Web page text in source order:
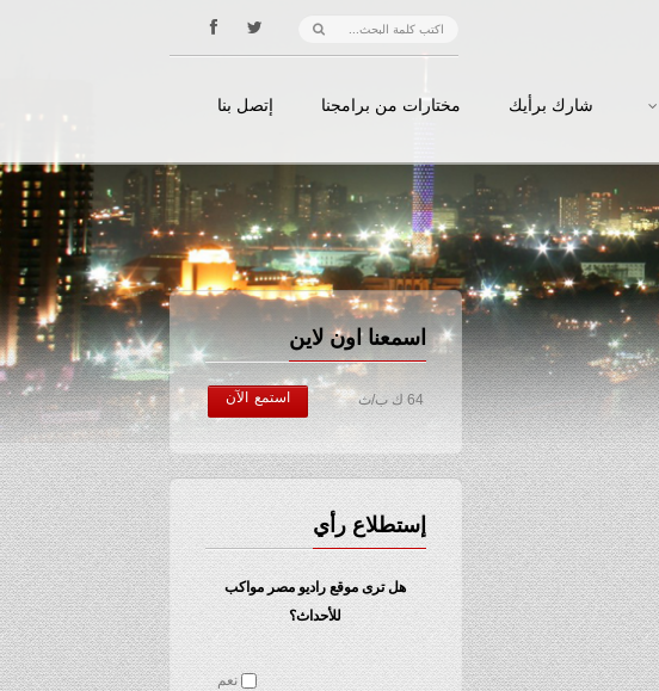
شارك برأيك مختارات من برامجنا إتصل بنا
اسمعنا اون لاين
64 ك ب/ث استمع الآن
إستطلاع رأي
هل ترى موقع راديو مصر مواكب
للأحداث؟
نعم